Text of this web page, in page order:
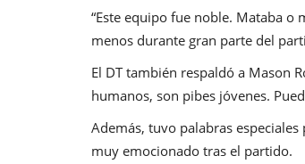
“Este equipo fue noble. Mataba
menos durante gran parte del
El DT también respaldó a Mason
humanos, son pibes jóvenes.
Además, tuvo palabras
muy emocionado tras el partido.